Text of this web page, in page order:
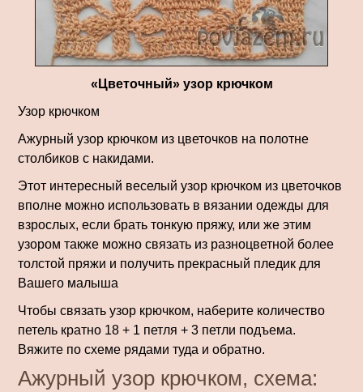
«Цветочный» узор крючком
Узор крючком
Ажурный узор крючком из цветочков на полотне
столбиков с накидами.
Этот интересный веселый узор крючком из цветочков
вполне можно использовать в вязании одежды для
взрослых, если брать тонкую пряжу, или же этим
узором также можно связать из разноцветной более
толстой пряжи и получить прекрасный пледик для
Вашего малыша
Чтобы связать узор крючком, наберите количество
петель кратно 18 + 1 петля + 3 петли подъема.
Вяжите по схеме рядами туда и обратно.
Ажурный узор крючком, схема: